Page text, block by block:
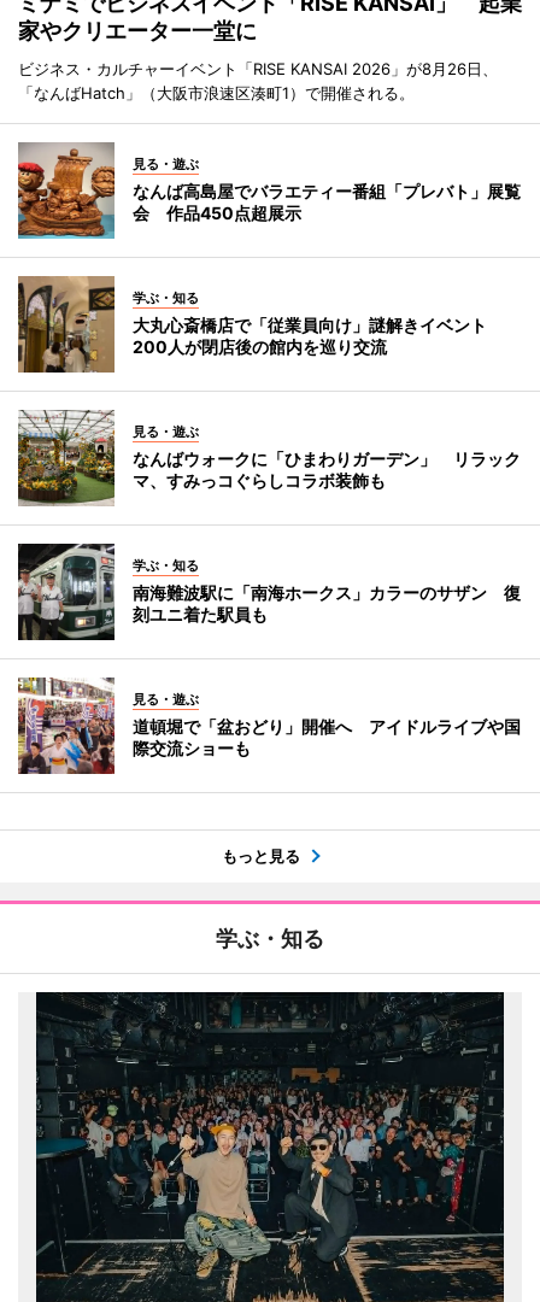
家やクリエーター一堂に
ビジネス・カルチャーイベント「RISE KANSAI 2026」が8月26日、
「なんばHatch」（大阪市浪速区湊町1）で開催される。
見る・遊ぶ
なんば高島屋でバラエティー番組「プレバト」展覧
会 作品450点超展示
学ぶ・知る
大丸心斎橋店で「従業員向け」謎解きイベント
200人が閉店後の館内を巡り交流
見る・遊ぶ
なんばウォークに「ひまわりガーデン」 リラック
マ、すみっコぐらしコラボ装飾も
学ぶ・知る
南海難波駅に「南海ホークス」カラーのサザン 復
刻ユニ着た駅員も
見る・遊ぶ
道頓堀で「盆おどり」開催へ アイドルライブや国
際交流ショーも
もっと見る
学ぶ・知る